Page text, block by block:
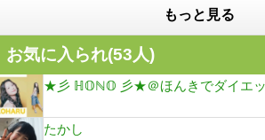
もっと見る
お気に入られ(53人)
★彡 ℍ𝕆ℕ𝕆 彡★＠ほんきでダイエッ
たかし